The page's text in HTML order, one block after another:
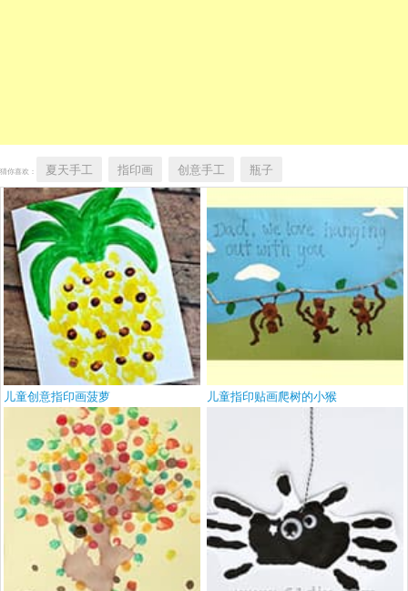
猜你喜欢： 夏天手工 指印画 创意手工 瓶子
儿童创意指印画菠萝 儿童指印贴画爬树的小猴